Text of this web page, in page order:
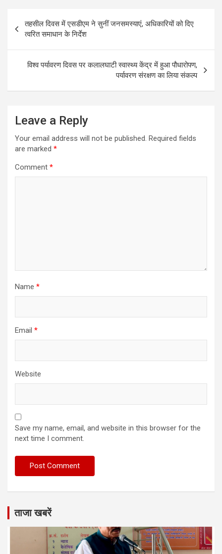
navigation
तहसील दिवस में एसडीएम ने सुनीं जनसमस्याएं, अधिकारियों को दिए
त्वरित समाधान के निर्देश
विश्व पर्यावरण दिवस पर कलालघाटी स्वास्थ्य केंद्र में हुआ पौधारोपण,
पर्यावरण संरक्षण का लिया संकल्प
Leave a Reply
Your email address will not be published. Required fields
are marked *
Comment *
Name *
Email *
Website
Save my name, email, and website in this browser for the
next time I comment.
ताजा खबरें